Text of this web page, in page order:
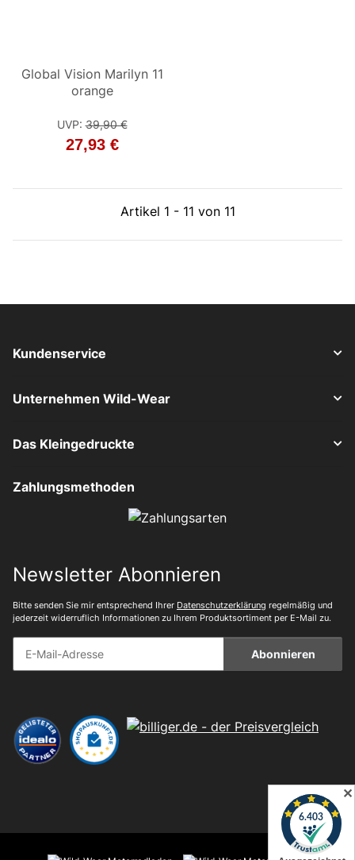
Global Vision Marilyn 11
orange
UVP:39,90 €
27,93 €
Artikel 1 - 11 von 11
Kundenservice
Unternehmen Wild-Wear
Das Kleingedruckte
Zahlungsmethoden
Newsletter Abonnieren
Bitte senden Sie mir entsprechend Ihrer Datenschutzerklärung regelmäßig und
jederzeit widerruflich Informationen zu Ihrem Produktsortiment per E-Mail zu.
Abonnieren
✕